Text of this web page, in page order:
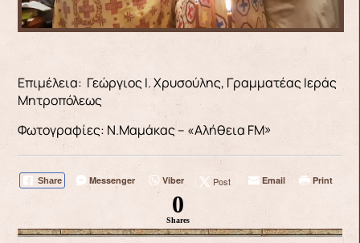
Επιμέλεια: Γεώργιος Ι. Χρυσούλης, Γραμματέας Ιεράς
Μητροπόλεως
Φωτογραφίες: Ν.Μαμάκας – «Αλήθεια FM»
Share Messenger Viber Post Email Print
0
Shares